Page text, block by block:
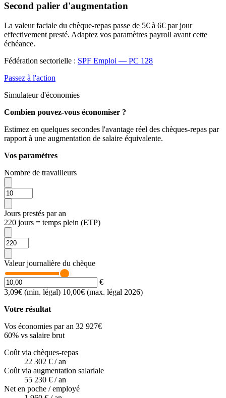
Second palier d'augmentation
La valeur faciale du chèque-repas passe de 5€ à 6€ par jour
effectivement presté. Adaptez vos paramètres payroll avant cette
échéance.
Fédération sectorielle : SPF Emploi — PC 128
Passez à l'action
Simulateur d'économies
Combien pouvez-vous économiser ?
Estimez en quelques secondes l'avantage réel des chèques-repas par
rapport à une augmentation de salaire équivalente.
Vos paramètres
Nombre de travailleurs
Jours prestés par an
220 jours = temps plein (ETP)
Valeur journalière du chèque
€
3,09€ (min. légal) 10,00€ (max. légal 2026)
Votre résultat
Vos économies par an 32 927€
60% vs salaire brut
Coût via chèques-repas
22 302 € / an
Coût via augmentation salariale
55 230 € / an
Net en poche / employé